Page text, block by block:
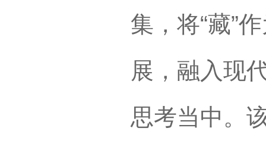
集，将“藏”
展，融入现
思考当中。